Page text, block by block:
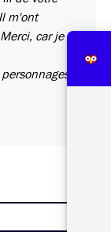
m'ont
car je